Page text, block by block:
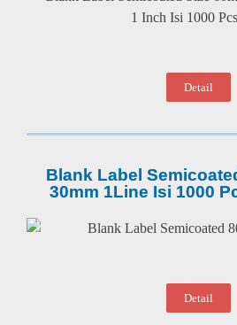
Detail
Blank Label
30mm 1Line Isi 1000
Detail